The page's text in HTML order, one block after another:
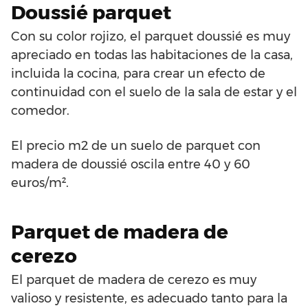
Doussié parquet
Con su color rojizo, el parquet doussié es muy
apreciado en todas las habitaciones de la casa,
incluida la cocina, para crear un efecto de
continuidad con el suelo de la sala de estar y el
comedor.
El precio m2 de un suelo de parquet con
madera de doussié oscila entre 40 y 60
euros/m².
Parquet de madera de
cerezo
El parquet de madera de cerezo es muy
valioso y resistente, es adecuado tanto para la